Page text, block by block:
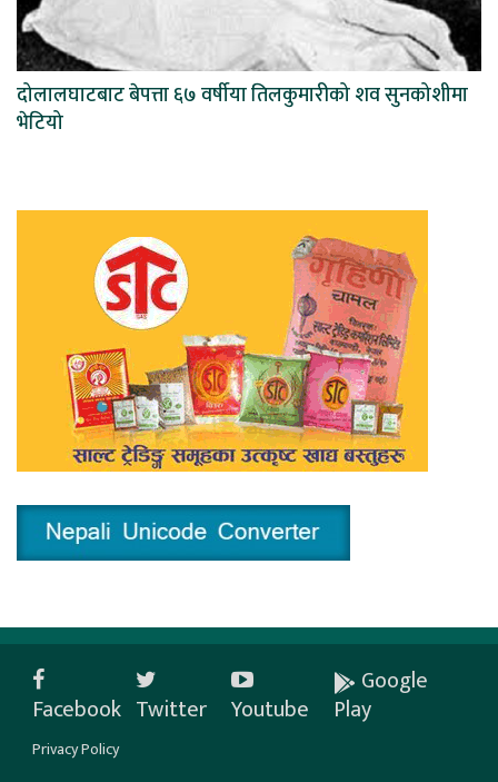
दोलालघाटबाट बेपत्ता ६७ वर्षीया तिलकुमारीको शव सुनकोशीमा
भेटियो
Facebook Twitter Youtube
Google
Play
Privacy Policy